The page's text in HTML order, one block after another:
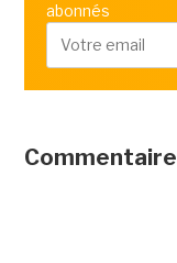
abonnés
Commentaire